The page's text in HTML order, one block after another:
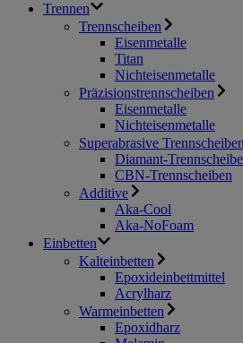
Trennen
Trennscheiben
Eisenmetalle
Titan
Nichteisenmetalle
Präzisionstrennscheiben
Eisenmetalle
Nichteisenmetalle
Superabrasive Trennscheiben
Diamant-
CBN-Trennscheiben
Additive
Aka-Cool
Aka-NoFoam
Einbetten
Kalteinbetten
Epoxideinbettmittel
Acrylharz
Warmeinbetten
Epoxidharz